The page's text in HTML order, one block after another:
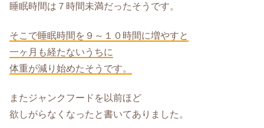
睡眠時間は７時間未満だったそうです。
そこで睡眠時間を９～１０時間に増やすと
一ヶ月も経たないうちに
体重が減り始めたそうです。
またジャンクフードを以前ほど
欲しがらなくなったと書いてありました。